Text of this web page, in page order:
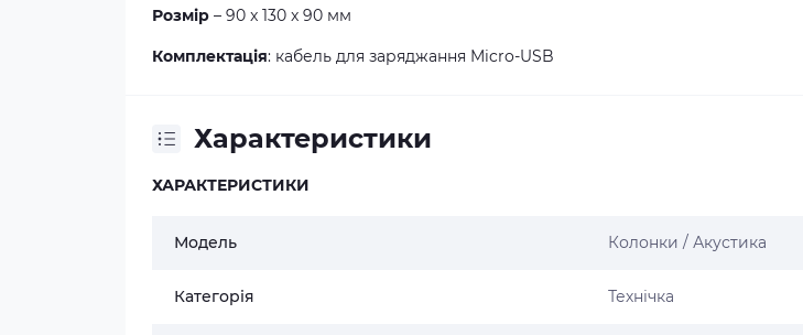
Розмір – 90 x 130 x 90 мм
Комплектація: кабель для заряджання Micro-USB
Характеристики
ХАРАКТЕРИСТИКИ
Модель Колонки / Акустика
Категорія Технічка